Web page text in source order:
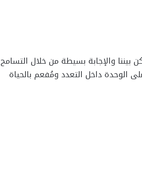
والإجابة بسيطة من خلال التسامح
الوحدة داخل التعدد ومُفعم بالحياة